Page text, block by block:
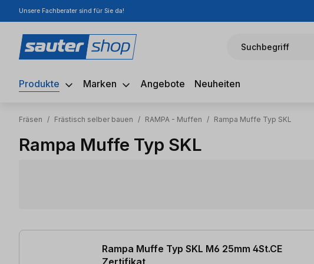
Hauptinhalt springen
Zur Suche springen
Zur Hauptnavigation springen
Unsere Fachberater sind für Sie da!
Suchbegriff
Produkte Marken Angebote Neuheiten
Fräsen / Frästisch selber bauen / RAMPA - Muffen / Rampa Muffe Typ SKL
Rampa Muffe Typ SKL
5 Artikel gefunden
Rampa Muffe Typ SKL M6 25mm 4St.CE
Zertifikat